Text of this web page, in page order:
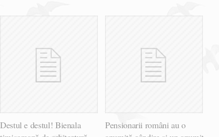
Destul e destul! Bienala
Pensionarii români au o